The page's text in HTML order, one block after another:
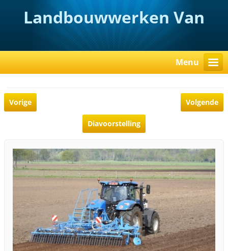
Landbouwwerken Van
Rooy
Menu
Vorige Volgende
Diavoorstelling